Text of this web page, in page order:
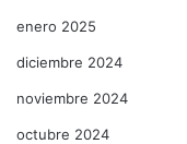
enero 2025
diciembre 2024
noviembre 2024
octubre 2024